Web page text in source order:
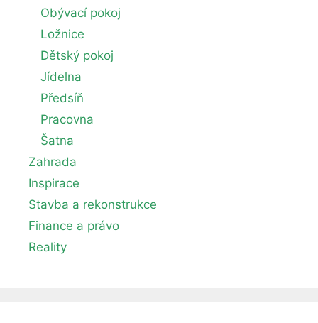
Obývací pokoj
Ložnice
Dětský pokoj
Jídelna
Předsíň
Pracovna
Šatna
Zahrada
Inspirace
Stavba a rekonstrukce
Finance a právo
Reality